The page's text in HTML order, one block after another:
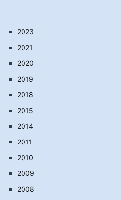
2023
2021
2020
2019
2018
2015
2014
2011
2010
2009
2008